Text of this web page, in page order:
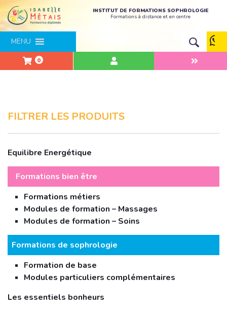
INSTITUT DE FORMATIONS SOPHROLOGIE
Formations à distance et en centre
MENU
0
FILTRER LES PRODUITS
Equilibre Energétique
Formations bien être
Formations métiers
Modules de formation – Massages
Modules de formation – Soins
Formations de sophrologie
Formation de base
Modules particuliers complémentaires
Les essentiels bonheurs